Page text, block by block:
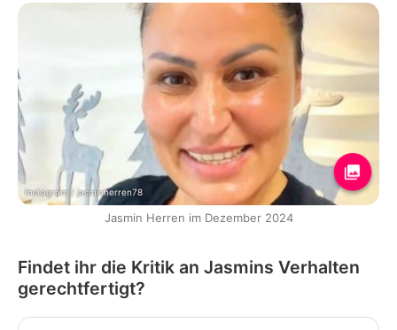
Instagram / jasminherren78
Jasmin Herren im Dezember 2024
Findet ihr die Kritik an Jasmins Verhalten
gerechtfertigt?